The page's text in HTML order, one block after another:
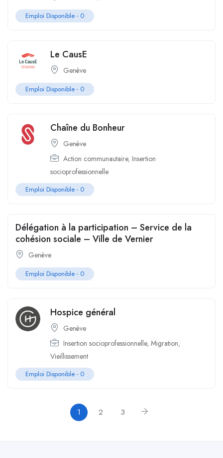
Emploi Disponible - 0
Le CausE
Genève
Emploi Disponible - 0
Chaîne du Bonheur
Genève
Action communautaire, Insertion
socioprofessionnelle
Emploi Disponible - 0
Délégation à la participation – Service de la
cohésion sociale – Ville de Vernier
Genève
Emploi Disponible - 0
Hospice général
Genève
Insertion socioprofessionnelle, Migration,
Vieillissement
Emploi Disponible - 0
1 2 3